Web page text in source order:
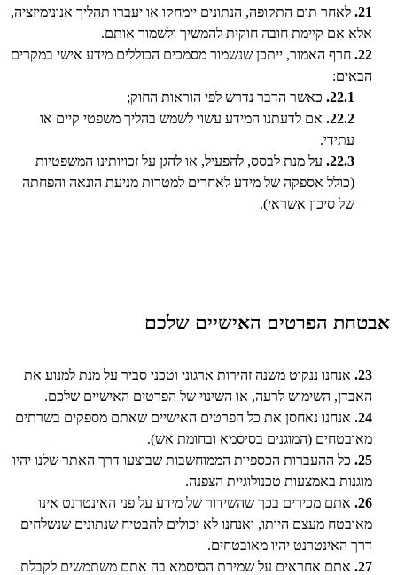
21. לאחר תום התקופה, הנתונים יימחקו או יעברו תהליך אנונימיזציה,
אלא אם קיימת חובה חוקית להמשיך ולשמור אותם.
22. חרף האמור, ייתכן שנשמור מסמכים הכוללים מידע אישי במקרים
הבאים:
22.1. כאשר הדבר נדרש לפי הוראות החוק;
22.2. אם לדעתנו המידע עשוי לשמש בהליך משפטי קיים או
עתידי.
22.3. על מנת לבסס, להפעיל, או להגן על זכויותינו המשפטיות
(כולל אספקה של מידע לאחרים למטרות מניעת הונאה והפחתה
של סיכון אשראי).
אבטחת הפרטים האישיים שלכם
23. אנחנו ננקוט משנה זהירות ארגוני וטכני סביר על מנת למנוע את
האבדן, השימוש לרעה, או השינוי של הפרטים האישיים שלכם.
24. אנחנו נאחסן את כל הפרטים האישיים שאתם מספקים בשרתים
מאובטחים (המוגנים בסיסמא ובחומת אש).
25. כל ההעברות הכספיות הממוחשבות שבוצעו דרך האתר שלנו יהיו
מוגנות באמצעות טכנולוגיית הצפנה.
26. אתם מכירים בכך שהשידור של מידע על פני האינטרנט אינו
מאובטח מעצם היותו, ואנחנו לא יכולים להבטיח שנתונים שנשלחים
דרך האינטרנט יהיו מאובטחים.
27. אתם אחראים על שמירת הסיסמא בה אתם משתמשים לקבלת